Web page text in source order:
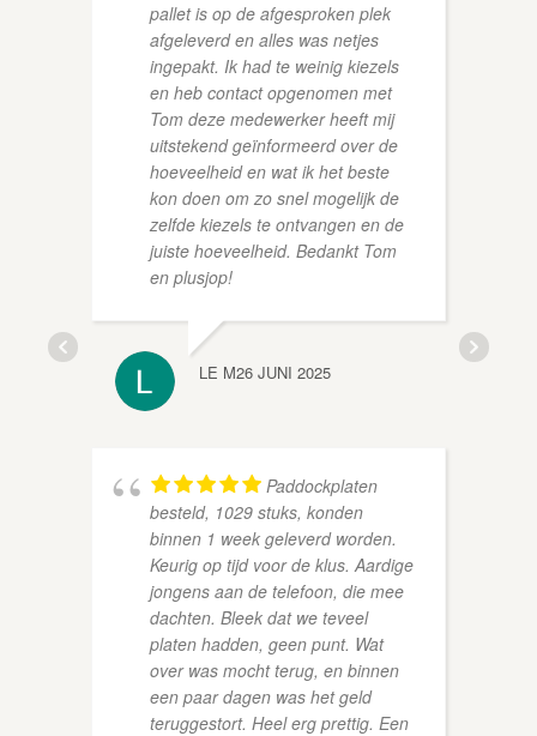
pallet is op de afgesproken plek
afgeleverd en alles was netjes
ingepakt. Ik had te weinig kiezels
en heb contact opgenomen met
Tom deze medewerker heeft mij
uitstekend geïnformeerd over de
hoeveelheid en wat ik het beste
kon doen om zo snel mogelijk de
zelfde kiezels te ontvangen en de
juiste hoeveelheid. Bedankt Tom
en plusjop!
LE M26 JUNI 2025
Paddockplaten
besteld, 1029 stuks, konden
binnen 1 week geleverd worden.
Keurig op tijd voor de klus. Aardige
jongens aan de telefoon, die mee
dachten. Bleek dat we teveel
platen hadden, geen punt. Wat
over was mocht terug, en binnen
een paar dagen was het geld
teruggestort. Heel erg prettig. Een